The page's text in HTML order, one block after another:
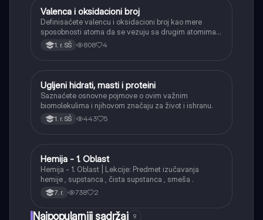
Hemija
Valenca i oksidacioni broj
Definisaćete valencu i oksidacioni broj kao mere
sposobnosti atoma da se vezuju sa drugim atomima u
hemijskim jedinjenjima.
1. r. SŠ 808 4
Hemija
Ugljeni hidrati, masti i proteini
Saznaćete osnovne pojmove o ovim važnim
biomolekulima i njihovom značaju za život i ishranu.
1. r. SŠ 443 5
Hemija
Hemija - 1. Oblast
Hemija - 1. Oblast | Lekcije: Predmet izučavanja
hemije , supstanca , čista supstanca , smeša .
7. r. 738 2
Najpopularniji sadržaj 9